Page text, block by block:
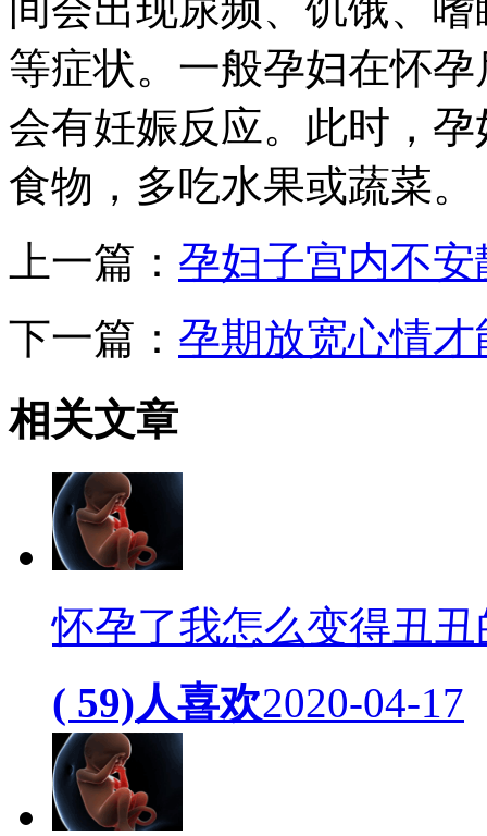
等症状。一般孕妇在怀
会有妊娠反应。此时，
食物，多吃水果或蔬菜。
上一篇： 孕妇子宫内不
下一篇： 孕期放宽心情
相关文章
怀孕了我怎么变得丑丑
( 59)人喜欢2020-04-17